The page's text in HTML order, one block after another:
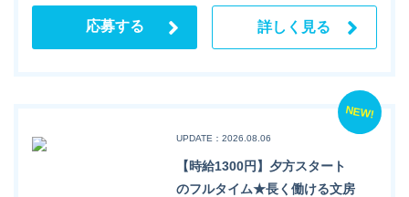
応募する 詳しく見る
NEW!
UPDATE：2026.08.06
【時給1300円】夕方スタート
のフルタイム★長く働ける文房